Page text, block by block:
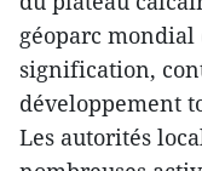
géoparc mondial
signification,
développement
Les autorités